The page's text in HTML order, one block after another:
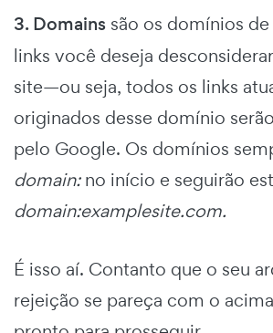
3. Domains são os domínios
links você deseja
site—ou seja, todos os links
originados desse domínio
pelo Google. Os domínios
domain:no início e seguirão
domain:examplesite.com.
É isso aí. Contanto que o seu
rejeição se pareça com o